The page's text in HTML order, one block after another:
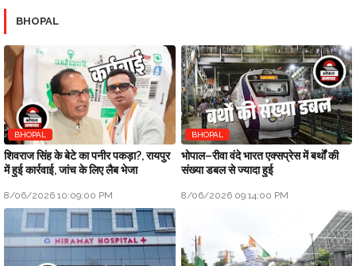
BHOPAL
BHOPAL
शिवराज सिंह के बेटे का पनीर पकड़ा?, रायपुर
में हुई कार्रवाई, जांच के लिए लैब भेजा
8/06/2026 10:09:00 PM
BHOPAL
भोपाल–रीवा वंदे भारत एक्सप्रेस में बर्थों की
संख्या डबल से ज्यादा हुई
8/06/2026 09:14:00 PM